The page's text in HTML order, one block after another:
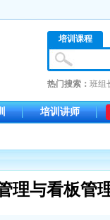
培训课程
热门搜索： 班组
培训讲师
理与看板管